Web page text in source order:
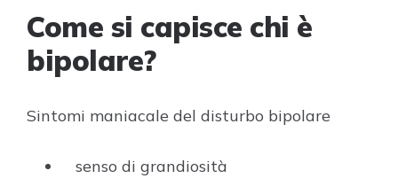
Come si capisce chi è
bipolare?
Sintomi maniacale del disturbo bipolare
senso di grandiosità